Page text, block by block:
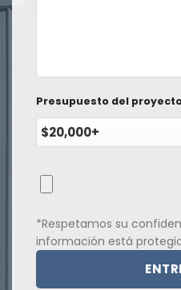
Presupuesto del
*Respetamos su
información está